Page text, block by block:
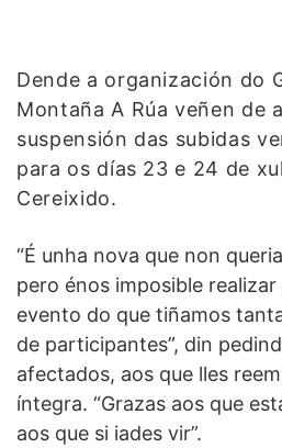
Dende a organización do
Montaña A Rúa veñen de
suspensión das subidas
para os días 23 e 24 de
Cereixido.
“É unha nova que non
pero énos imposible
evento do que tiñamos
de participantes”, din
afectados, aos que lles
íntegra. “Grazas aos que
aos que si iades vir”.